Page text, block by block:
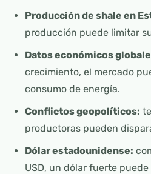
Producción de shale en
producción puede limitar
Datos económicos
crecimiento, el mercado
consumo de energía.
Conflictos geopolíticos:
productoras pueden
Dólar estadounidense:
USD, un dólar fuerte